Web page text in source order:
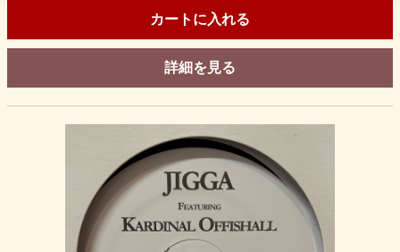
カートに入れる
詳細を見る